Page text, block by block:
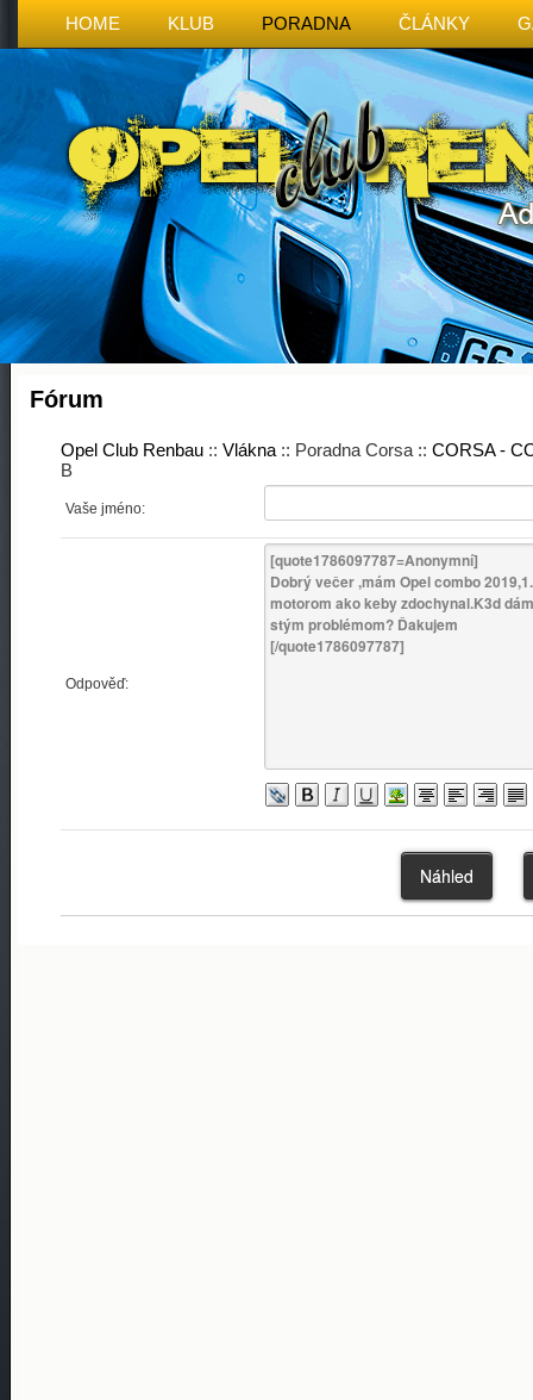
HOME KLUB PORADNA ČLÁNKY
Fórum
Opel Club Renbau :: Vlákna :: Poradna Corsa :: CORSA -
B
Vaše jméno:
Odpověď: